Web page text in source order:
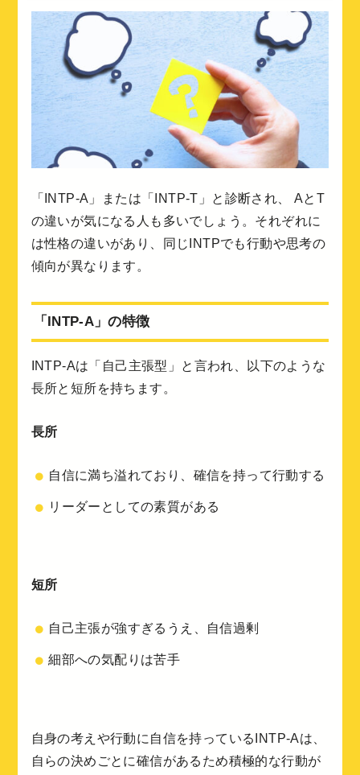
「INTP-A」または「INTP-T」と診断され、 AとT
の違いが気になる人も多いでしょう。それぞれに
は性格の違いがあり、同じINTPでも行動や思考の
傾向が異なります。
「INTP-A」の特徴
INTP-Aは「自己主張型」と言われ、以下のような
長所と短所を持ちます。
長所
自信に満ち溢れており、確信を持って行動する
リーダーとしての素質がある
短所
自己主張が強すぎるうえ、自信過剰
細部への気配りは苦手
自身の考えや行動に自信を持っているINTP-Aは、
自らの決めごとに確信があるため積極的な行動が